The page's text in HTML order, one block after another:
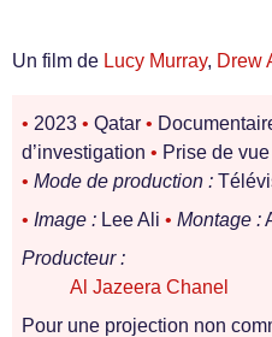
Un film de Lucy Murray, Drew
• 2023 • Qatar •
d’investigation • Prise de
• Mode de production :
• Image : Lee Ali • Montage :
Producteur :
Al Jazeera Chanel
Pour une projection non